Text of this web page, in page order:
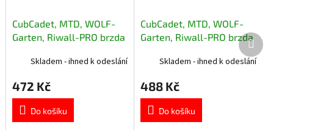
CubCadet, MTD, WOLF-
Garten, Riwall-PRO brzda
Skladem - ihned k odeslání
472 Kč
Do košíku
CubCadet, MTD, WOLF-
Garten, Riwall-PRO brzda
sečení levá 983-04409
Skladem - ihned k odeslání
488 Kč
Do košíku
Další
produkt